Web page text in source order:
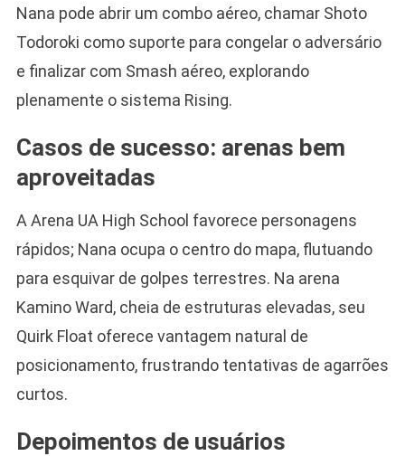
Nana pode abrir um combo aéreo, chamar Shoto
Todoroki como suporte para congelar o adversário
e finalizar com Smash aéreo, explorando
plenamente o sistema Rising.
Casos de sucesso: arenas bem
aproveitadas
A Arena UA High School favorece personagens
rápidos; Nana ocupa o centro do mapa, flutuando
para esquivar de golpes terrestres. Na arena
Kamino Ward, cheia de estruturas elevadas, seu
Quirk Float oferece vantagem natural de
posicionamento, frustrando tentativas de agarrões
curtos.
Depoimentos de usuários